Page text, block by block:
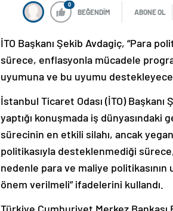
0
BEĞENDİM ABONE OL
İTO Başkanı Şekib Avdagiç, “Para
sürece, enflasyonla mücadele
uyumuna ve bu uyumu
İstanbul Ticaret Odası (İTO) Başkanı
yaptığı konuşmada iş dünyasındaki
sürecinin en etkili silahı, ancak
politikasıyla desteklenmediği
nedenle para ve maliye
önem verilmeli” ifadelerini kullandı.